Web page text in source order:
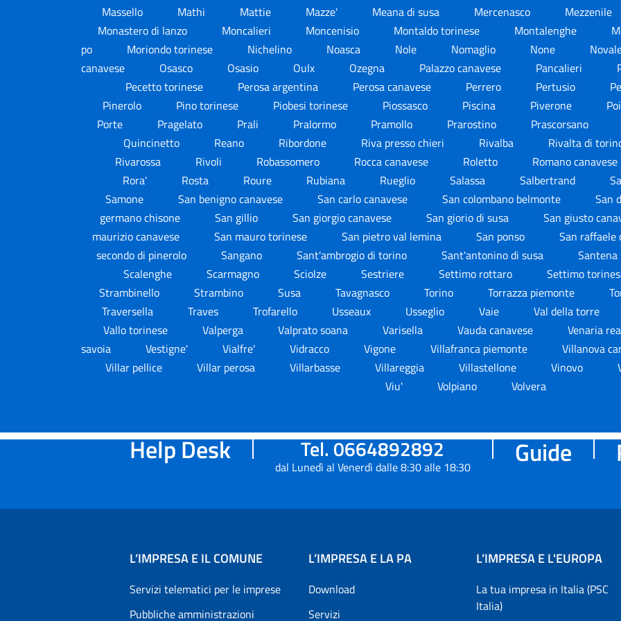
Massello
Mathi Mattie Mazze' Meana di susa Mercenasco
Mezzenile
Monastero di lanzo
Moncalieri Moncenisio Montaldo torinese Montalenghe
po
Moriondo torinese Nichelino Noasca Nole Nomaglio None
canavese
Osasco Osasio Oulx Ozegna Palazzo canavese Pancalieri
Pecetto torinese
Perosa argentina Perosa canavese Perrero Pertusio
Pinerolo
Pino torinese Piobesi torinese Piossasco Piscina Piverone
Porte
Pragelato Prali Pralormo Pramollo Prarostino
Prascorsano
Quincinetto
Reano Ribordone Riva presso chieri Rivalba
Rivalta di
Rivarossa
Rivoli Robassomero Rocca canavese Roletto
Romano canavese
Rora'
Rosta Roure Rubiana Rueglio Salassa Salbertrand
Samone
San benigno canavese San carlo canavese San colombano belmonte
San
germano chisone
San gillio San giorgio canavese San giorio di susa
San giusto
maurizio canavese
San mauro torinese San pietro val lemina San ponso
San
secondo di pinerolo
Sangano Sant'ambrogio di torino Sant'antonino di susa
Santena
Scalenghe
Scarmagno Sciolze Sestriere Settimo rottaro
Settimo
Strambinello
Strambino Susa Tavagnasco Torino Torrazza piemonte
Traversella
Traves Trofarello Usseaux Usseglio Vaie
Val della torre
Vallo torinese
Valperga Valprato soana Varisella Vauda canavese
Venaria
savoia
Vestigne' Vialfre' Vidracco Vigone Villafranca piemonte
Villanova
Villar pellice
Villar perosa Villarbasse Villareggia Villastellone Vinovo
Viu'
Volpiano Volvera
Help Desk Tel. 0664892892
dal Lunedì al Venerdì dalle 8:30 alle 18:30 Guide
L’IMPRESA E IL COMUNE
Servizi telematici per le imprese
Pubbliche amministrazioni
L’IMPRESA E LA PA
Download
Servizi
L’IMPRESA E L'EUROPA
La tua impresa in Italia (PSC
Italia)